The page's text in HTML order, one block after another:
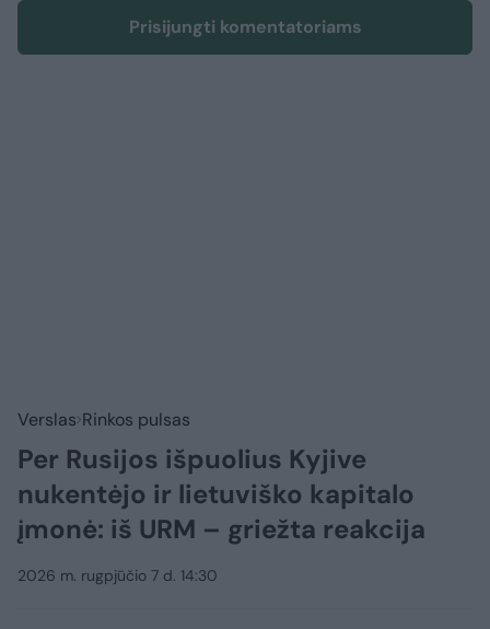
Prisijungti komentatoriams
Verslas Rinkos pulsas
Per Rusijos išpuolius Kyjive
nukentėjo ir lietuviško kapitalo
įmonė: iš URM – griežta reakcija
2026 m. rugpjūčio 7 d. 14:30